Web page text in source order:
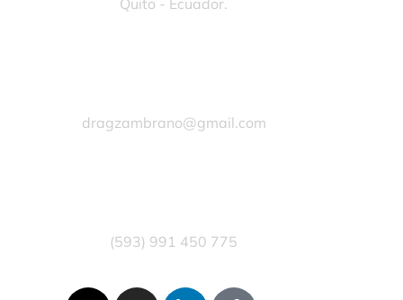
Quito - Ecuador.
dragzambrano@gmail.com
(593) 991 450 775